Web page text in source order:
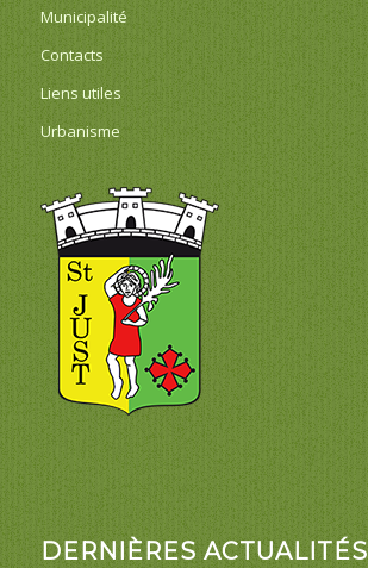
Municipalité
Contacts
Liens utiles
Urbanisme
DERNIÈRES ACTUALITÉS